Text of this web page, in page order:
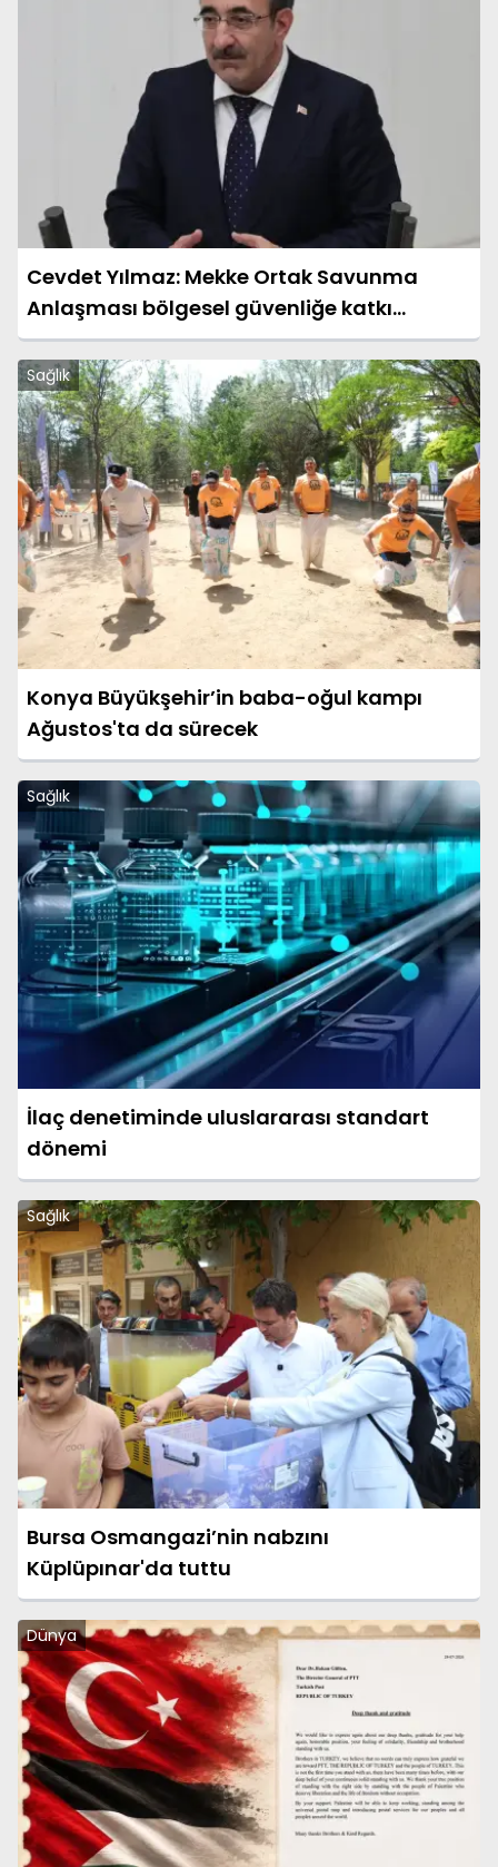
Cevdet Yılmaz: Mekke Ortak Savunma
Anlaşması bölgesel güvenliğe katkı
sağlayacak
Sağlık
Konya Büyükşehir’in baba-oğul kampı
Ağustos'ta da sürecek
Sağlık
İlaç denetiminde uluslararası standart
dönemi
Sağlık
Bursa Osmangazi’nin nabzını
Küplüpınar'da tuttu
Dünya